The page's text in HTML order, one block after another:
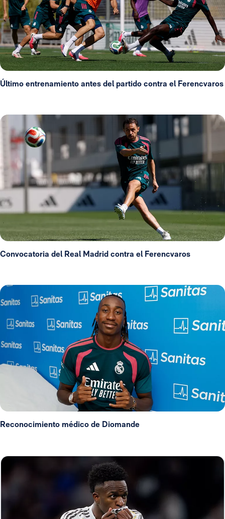
Último entrenamiento antes del partido contra el Ferencvaros
Convocatoria del Real Madrid contra el Ferencvaros
Reconocimiento médico de Diomande